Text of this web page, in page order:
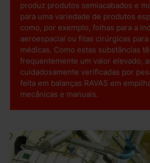
produz produtos semiacabados e
para uma variedade de produtos
como, por exemplo, folhas para a
aeroespacial ou fitas cirúrgicas
médicas. Como estas substâncias
frequentemente um valor elevado,
cuidadosamente verificadas por
feita em balanças RAVAS em
mecânicas e manuais.